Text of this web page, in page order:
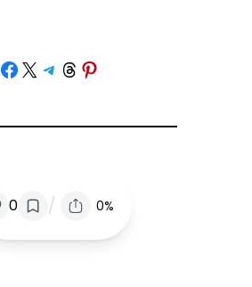
Share on Facebook
Share on X Share on Telegram
Share on Threads
Share on Pinterest
0 / 0%